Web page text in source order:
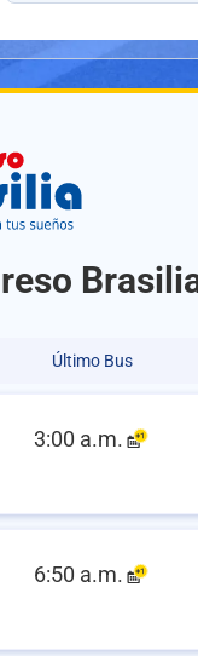
Último Bus
3:00 a.m.
6:50 a.m.